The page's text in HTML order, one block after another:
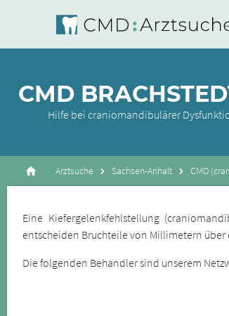
CMD
Hilfe bei craniomandibulärer
Arztsuche Sachsen-Anhalt CMD
Eine Kiefergelenkfehlstellung
entscheiden Bruchteile von Millimetern über
Die folgenden Behandler sind unserem